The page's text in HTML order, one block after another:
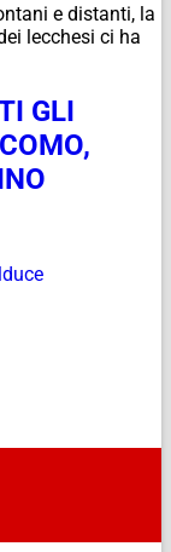
e distanti, la
lecchesi ci ha
GLI